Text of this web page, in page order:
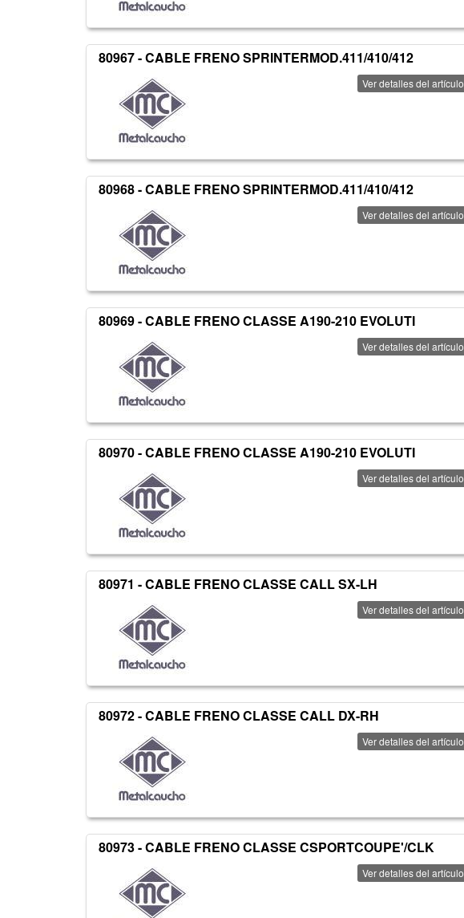
80967 - CABLE FRENO SPRINTERMOD.411/410/412
Ver detalles del artículo
80968 - CABLE FRENO SPRINTERMOD.411/410/412
Ver detalles del artículo
80969 - CABLE FRENO CLASSE A190-210 EVOLUTI
Ver detalles del artículo
80970 - CABLE FRENO CLASSE A190-210 EVOLUTI
Ver detalles del artículo
80971 - CABLE FRENO CLASSE CALL SX-LH
Ver detalles del artículo
80972 - CABLE FRENO CLASSE CALL DX-RH
Ver detalles del artículo
80973 - CABLE FRENO CLASSE CSPORTCOUPE'/CLK
Ver detalles del artículo